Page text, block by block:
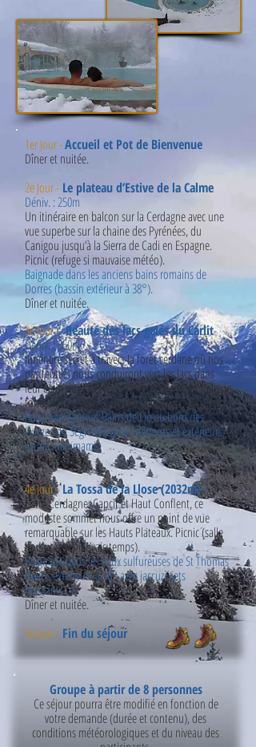
1er Jour -Accueil et Pot de Bienvenue
Dîner et nuitée.
2e Jour - Le plateau d’Estive de la Calme
Déniv. : 250m
Un itinéraire en balcon sur la Cerdagne avec une
vue superbe sur la chaine des Pyrénées, du
Canigou jusqu’à la Sierra de Cadi en Espagne.
Picnic (refuge si mauvaise météo).
Baignade dans les anciens bains romains de
Dorres (bassin extérieur à 38°).
Dîner et nuitée.
3e Jour -Beauté des lacs gelés du Carlit
Déniv. : 350m
Itinéraire secret à travers la forêt cerdane où nos
pas feutrés nous conduiront vers les lacs dans
leur écrin de glace, le sommet du Carlit en toile de
fond. Picnic (repli en refuge si mauvaise météo).
Baignade dans les Bains de Llo au bord des
Gorges du Sègre (bassins intérieurs et extérieurs,
sauna, hammam).
Dîner et nuitée.
4e Jour - La Tossa de la Llose (2032m)
Entre Cerdagne, Capcir et Haut Conflent, ce
modeste sommet nous offre un point de vue
remarquable sur les Hauts Plateaux. Picnic (salle
hors- sac si mauvais temps).
Baignade dans les Eaux sulfureuses de St Thomas
(bains extérieurs à 38° avec jaccuzi, jets
massants...).
Dîner et nuitée.
5e Jour - Fin du séjour
Groupe à partir de 8 personnes
Ce séjour pourra être modifié en fonction de
votre demande (durée et contenu), des
conditions météorologiques et du niveau des